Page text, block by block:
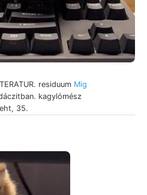
residuum Mig
kagylómész
35.